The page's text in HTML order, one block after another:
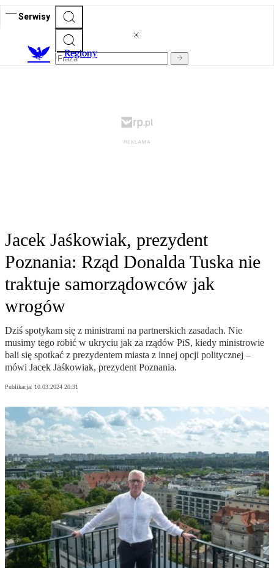
Serwisy
Regiony
Jacek Jaśkowiak, prezydent
Poznania: Rząd Donalda Tuska nie
traktuje samorządowców jak
wrogów
Dziś spotykam się z ministrami na partnerskich zasadach. Nie
musimy tego robić w ukryciu jak za rządów PiS, kiedy ministrowie
bali się spotkać z prezydentem miasta z innej opcji politycznej –
mówi Jacek Jaśkowiak, prezydent Poznania.
Publikacja: 10.03.2024 20:31